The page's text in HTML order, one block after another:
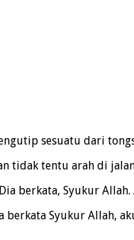
sesuatu dari
tidak tentu arah di
berkata, Syukur
Syukur Allah,